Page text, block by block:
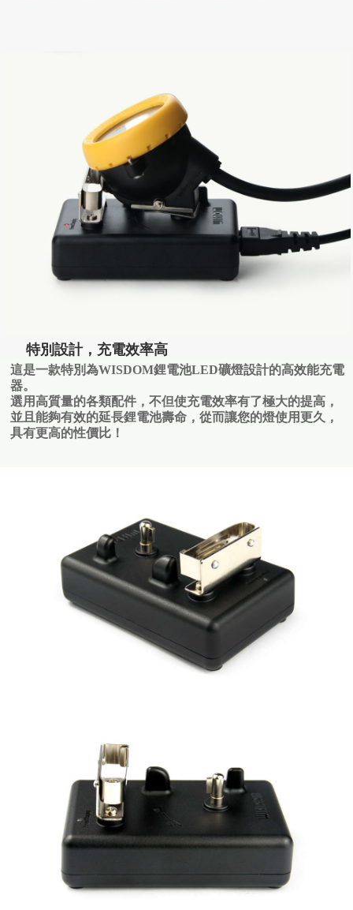
特別設計，充電效率高
這是一款特別為WISDOM鋰電池LED礦燈設計的高效能充電
器。
選用高質量的各類配件，不但使充電效率有了極大的提高，
並且能夠有效的延長鋰電池壽命，從而讓您的燈使用更久，
具有更高的性價比！